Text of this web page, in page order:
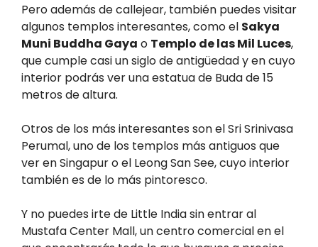
Pero además de callejear, también puedes visitar
algunos templos interesantes, como el Sakya
Muni Buddha Gaya o Templo de las Mil Luces,
que cumple casi un siglo de antigüedad y en cuyo
interior podrás ver una estatua de Buda de 15
metros de altura.
Otros de los más interesantes son el Sri Srinivasa
Perumal, uno de los templos más antiguos que
ver en Singapur o el Leong San See, cuyo interior
también es de lo más pintoresco.
Y no puedes irte de Little India sin entrar al
Mustafa Center Mall, un centro comercial en el